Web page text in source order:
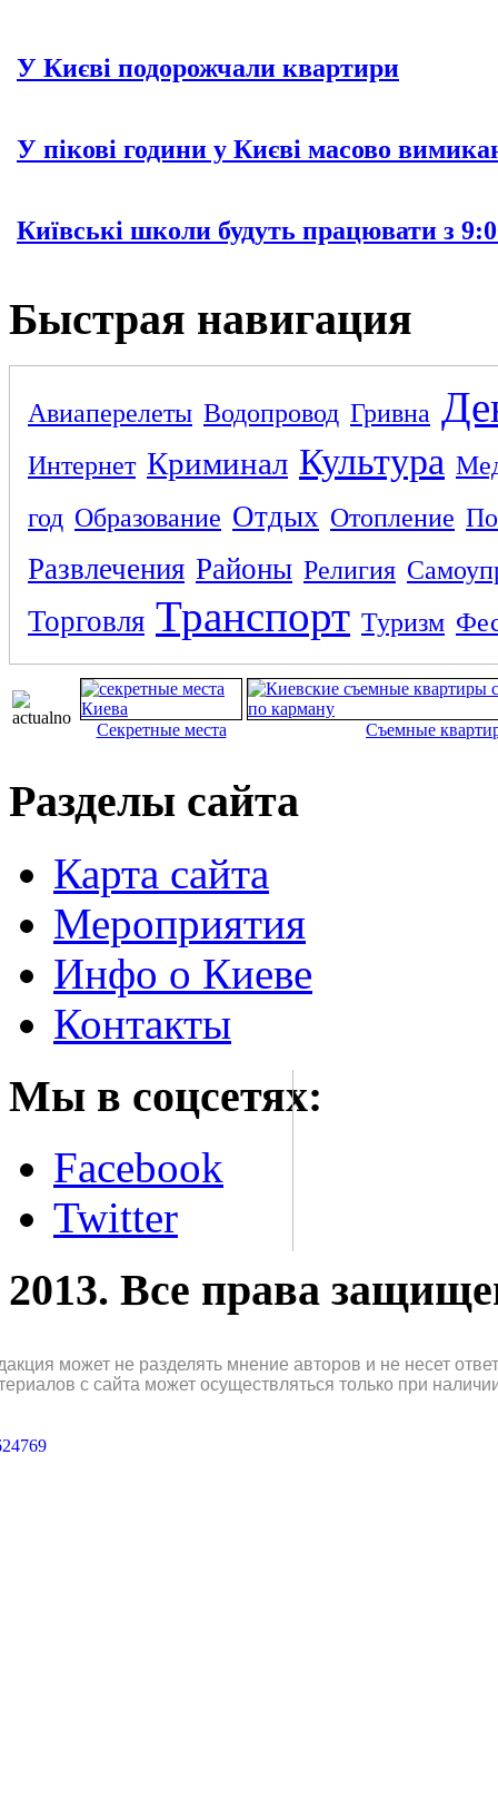
У Києві подорожчали квартири
У пікові години у Києві масово
Київські школи будуть працювати з
Быстрая навигация
Авиаперелеты Водопровод Гривна
Интернет Криминал Культура
год Образование Отдых Отопление
Развлечения Районы Религия
Торговля Транспорт Туризм
Секретные места Съемные
Разделы сайта
Карта сайта
Мероприятия
Инфо о Киеве
Контакты
Мы в соцсетях:
Facebook
Twitter
2013. Все права
может не разделять мнение авторов и не несет
с сайта может осуществляться только при